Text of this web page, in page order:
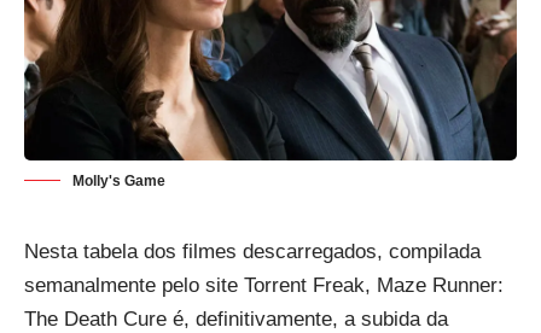
Molly's Game
Nesta tabela dos filmes descarregados, compilada
semanalmente pelo site Torrent Freak, Maze Runner:
The Death Cure é, definitivamente, a subida da